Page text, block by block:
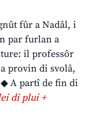
fûr a Nadâl, i
par furlan a
il professôr
provin di svolâ,
A partî de fin di
di plui +